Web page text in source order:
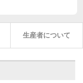
生産者について